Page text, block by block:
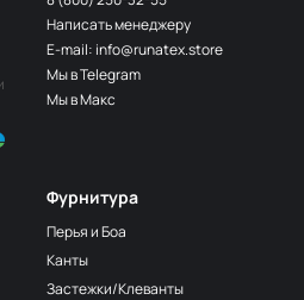
Фурнитура
Перья и Боа
Канты
Застежки/Клеванты
Написать менеджеру
E-mail: info@runatex.store
Мы в Telegram
Мы в Макс